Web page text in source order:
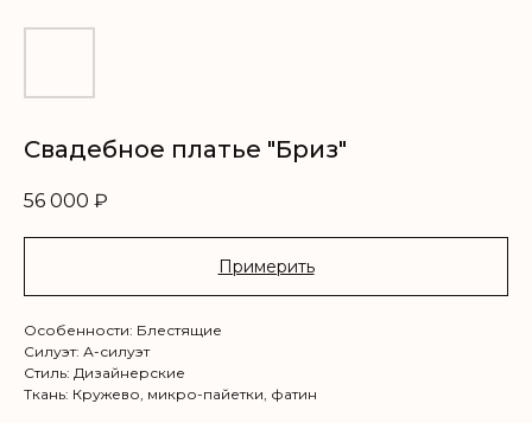
Свадебное платье "Бриз"
56 000 ₽
Примерить
Особенности: Блестящие
Силуэт: А-силуэт
Стиль: Дизайнерские
Ткань: Кружево, микро-пайетки, фатин